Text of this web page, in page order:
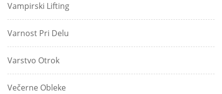
Vampirski Lifting
Varnost Pri Delu
Varstvo Otrok
Večerne Obleke